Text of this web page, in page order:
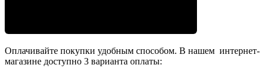
Оплачивайте покупки удобным способом. В нашем интернет-
магазине доступно 3 варианта оплаты: